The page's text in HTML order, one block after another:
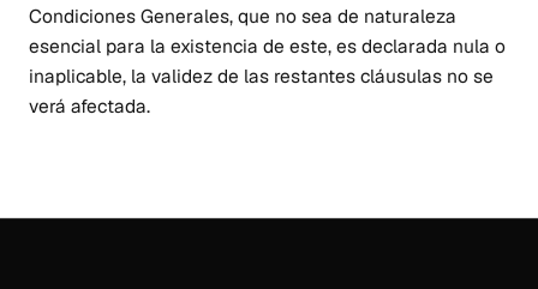
Condiciones Generales, que no sea de naturaleza
esencial para la existencia de este, es declarada nula o
inaplicable, la validez de las restantes cláusulas no se
verá afectada.